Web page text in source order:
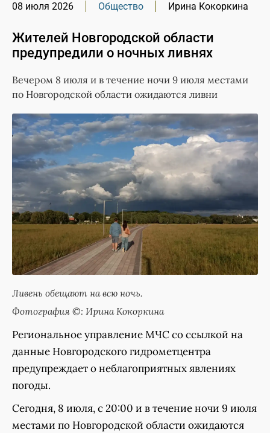
08 июля 2026 Общество Ирина Кокоркина
Жителей Новгородской области
предупредили о ночных ливнях
Вечером 8 июля и в течение ночи 9 июля местами
по Новгородской области ожидаются ливни
Ливень обещают на всю ночь.
Фотография ©: Ирина Кокоркина
Региональное управление МЧС со ссылкой на
данные Новгородского гидрометцентра
предупреждает о неблагоприятных явлениях
погоды.
Сегодня, 8 июля, с 20:00 и в течение ночи 9 июля
местами по Новгородской области ожидаются